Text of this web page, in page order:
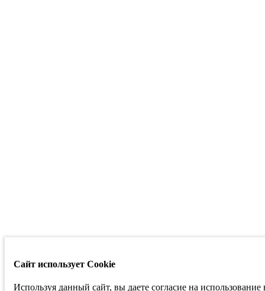
Сайт использует Cookie
Используя данный сайт, вы даете согласие на